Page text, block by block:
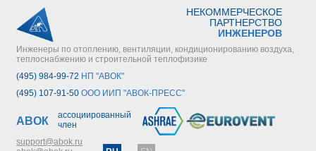
НЕКОММЕРЧЕСКОЕ
ПАРТНЕРСТВО
ИНЖЕНЕРОВ
Инженеры по отоплению, вентиляции, кондиционированию воздуха,
теплоснабжению и строительной теплофизике
(495) 984-99-72 НП "АВОК"
(495) 107-91-50 ООО ИИП "АВОК-ПРЕСС"
АВОК
ассоциированный
член
support@abok.ru